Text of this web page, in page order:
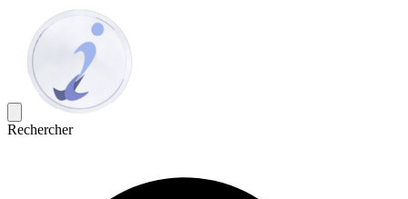
Rechercher